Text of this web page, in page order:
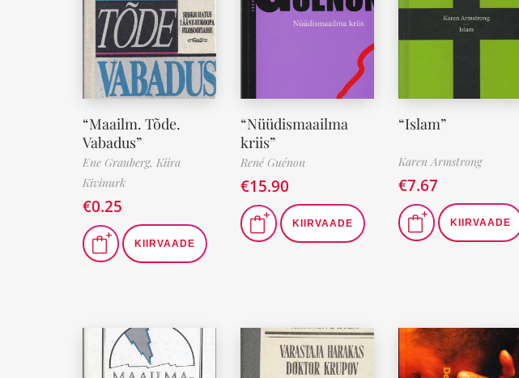
“Maailm. Tõde.
Vabadus”
Ene Grauberg, Kiira
Kivinurk
€0.25
KIIRVAADE
“Nüüdismaailma
kriis”
René Guénon
€15.90
KIIRVAADE
“Islam”
Karen Armstrong
€7.67
KIIRVAADE